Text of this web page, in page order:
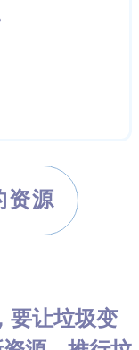
资源
要让垃圾变